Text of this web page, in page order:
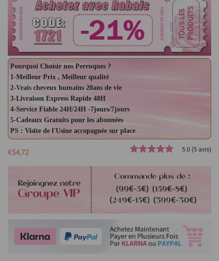
Pourquoi Choisir nos Perruques ?
1-Meilleur Prix , Meilleur qualité
2-Vrais cheveux humains 20ans de vie
3-Livraison Express Rapide 48H
4-Service Fiable 24H/24H -7jours/7jours
5-Cadeaux Gratuits pour les abonnées
PS : Visite de l'Usine accopagnée sur place
€54,72 5.0 (5 avis)